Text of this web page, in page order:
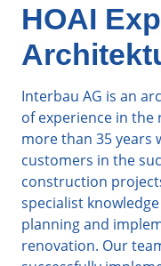
HOAI
Interbau AG is an
of experience in
more than 35 years
customers in the
construction
specialist
planning and
renovation. Our